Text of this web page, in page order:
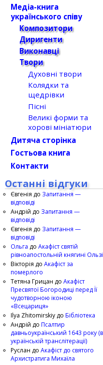
Медіа-книга
українського співу
Композитори
Диригенти
Виконавці
Твори
Духовні твори
Колядки та
щедрівки
Пісні
Великі форми та
хорові мініатюри
Дитяча сторінка
Гостьова книга
Контакти
Останні відгуки
Євгенія до Запитання —
відповіді
Андрій до Запитання —
відповіді
Євгенія до Запитання —
відповіді
Ольга до Акафіст святій
рівноапостольній княгині Ользі
Вікторія до Акафіст за
померлого
Тетяна Грицан до Акафіст
Пресвятої Богородиці перед Її
чудотворною іконою
«Всецариця»
Ilya Zhitomirskiy до Бібліотека
Андрій до Псалтир
давньоукраїнський 1643 року (в
українській транслітерації)
Руслан до Акафіст до святого
Архистратига Михаїла